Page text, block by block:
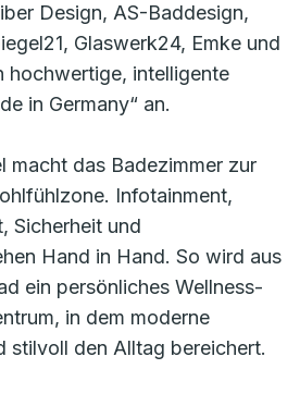
Design, AS-Baddesign,
Glaswerk24, Emke und
hochwertige, intelligente
in Germany“ an.
macht das Badezimmer zur
Infotainment,
Sicherheit und
Hand in Hand. So wird aus
ein persönliches Wellness-
in dem moderne
stilvoll den Alltag bereichert.